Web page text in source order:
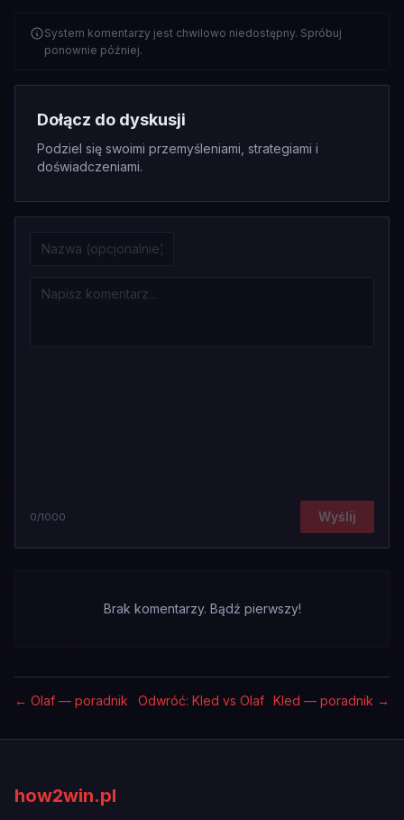
System komentarzy jest chwilowo niedostępny. Spróbuj
ponownie później.
Dołącz do dyskusji
Podziel się swoimi przemyśleniami, strategiami i
doświadczeniami.
0/1000 Wyślij
Brak komentarzy. Bądź pierwszy!
← Olaf — poradnik Odwróć: Kled vs Olaf Kled — poradnik →
how2win.pl